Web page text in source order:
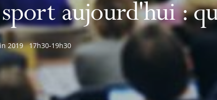
aujourd'hui :
2019 17h30-19h30